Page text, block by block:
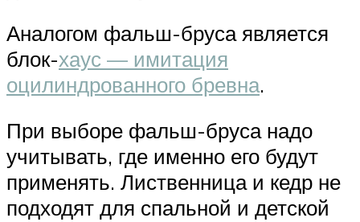
Аналогом фальш-бруса является
блок-хаус — имитация
оцилиндрованного бревна.
При выборе фальш-бруса надо
учитывать, где именно его будут
применять. Лиственница и кедр не
подходят для спальной и детской